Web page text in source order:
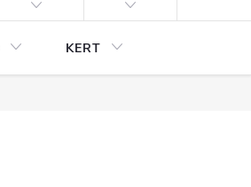
KERT